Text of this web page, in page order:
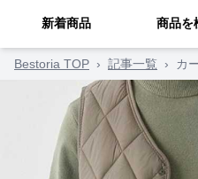
新着商品 商品を
Bestoria TOP › 記事一覧 › カ